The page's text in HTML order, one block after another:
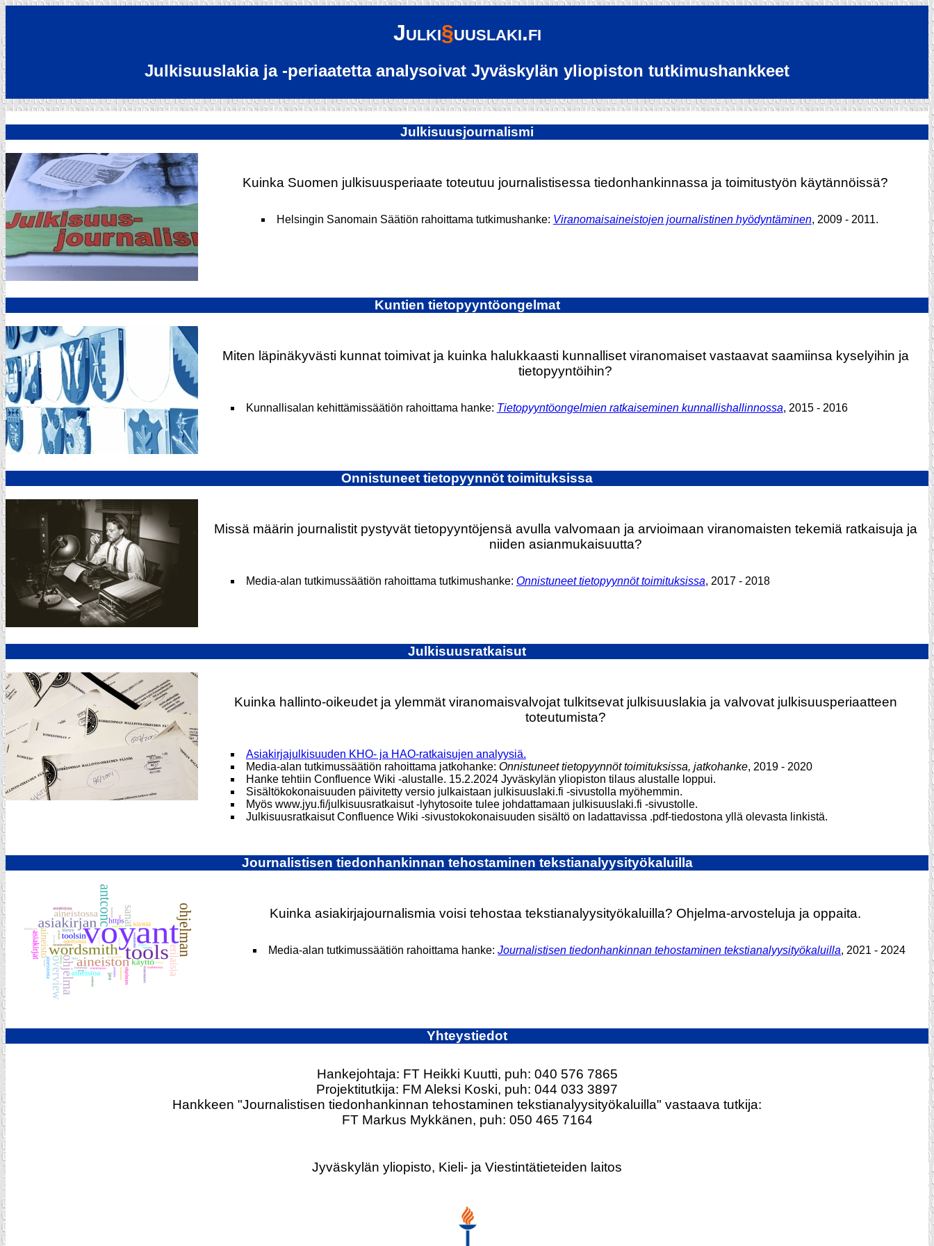
Julki§uuslaki.fi
Julkisuuslakia ja -periaatetta analysoivat Jyväskylän yliopiston tutkimushankkeet
Julkisuusjournalismi
Kuinka Suomen julkisuusperiaate toteutuu journalistisessa tiedonhankinnassa ja toimitustyön käytännöissä?
Helsingin Sanomain Säätiön rahoittama tutkimushanke: Viranomaisaineistojen journalistinen hyödyntäminen, 2009 - 2011.
Kuntien tietopyyntöongelmat
Miten läpinäkyvästi kunnat toimivat ja kuinka halukkaasti kunnalliset viranomaiset vastaavat saamiinsa kyselyihin ja
tietopyyntöihin?
Kunnallisalan kehittämissäätiön rahoittama hanke: Tietopyyntöongelmien ratkaiseminen kunnallishallinnossa, 2015 - 2016
Onnistuneet tietopyynnöt toimituksissa
Missä määrin journalistit pystyvät tietopyyntöjensä avulla valvomaan ja arvioimaan viranomaisten tekemiä ratkaisuja ja
niiden asianmukaisuutta?
Media-alan tutkimussäätiön rahoittama tutkimushanke: Onnistuneet tietopyynnöt toimituksissa, 2017 - 2018
Julkisuusratkaisut
Kuinka hallinto-oikeudet ja ylemmät viranomaisvalvojat tulkitsevat julkisuuslakia ja valvovat julkisuusperiaatteen
toteutumista?
Asiakirjajulkisuuden KHO- ja HAO-ratkaisujen analyysiä.
Media-alan tutkimussäätiön rahoittama jatkohanke: Onnistuneet tietopyynnöt toimituksissa, jatkohanke, 2019 - 2020
Hanke tehtiin Confluence Wiki -alustalle. 15.2.2024 Jyväskylän yliopiston tilaus alustalle loppui.
Sisältökokonaisuuden päivitetty versio julkaistaan julkisuuslaki.fi -sivustolla myöhemmin.
Myös www.jyu.fi/julkisuusratkaisut -lyhytosoite tulee johdattamaan julkisuuslaki.fi -sivustolle.
Julkisuusratkaisut Confluence Wiki -sivustokokonaisuuden sisältö on ladattavissa .pdf-tiedostona yllä olevasta linkistä.
Journalistisen tiedonhankinnan tehostaminen tekstianalyysityökaluilla
Kuinka asiakirjajournalismia voisi tehostaa tekstianalyysityökaluilla? Ohjelma-arvosteluja ja oppaita.
Media-alan tutkimussäätiön rahoittama hanke:Journalistisen tiedonhankinnan tehostaminen tekstianalyysityökaluilla, 2021 - 2024
Yhteystiedot
Hankejohtaja: FT Heikki Kuutti, puh: 040 576 7865
Projektitutkija: FM Aleksi Koski, puh: 044 033 3897
Hankkeen "Journalistisen tiedonhankinnan tehostaminen tekstianalyysityökaluilla" vastaava tutkija:
FT Markus Mykkänen, puh: 050 465 7164
Jyväskylän yliopisto, Kieli- ja Viestintätieteiden laitos